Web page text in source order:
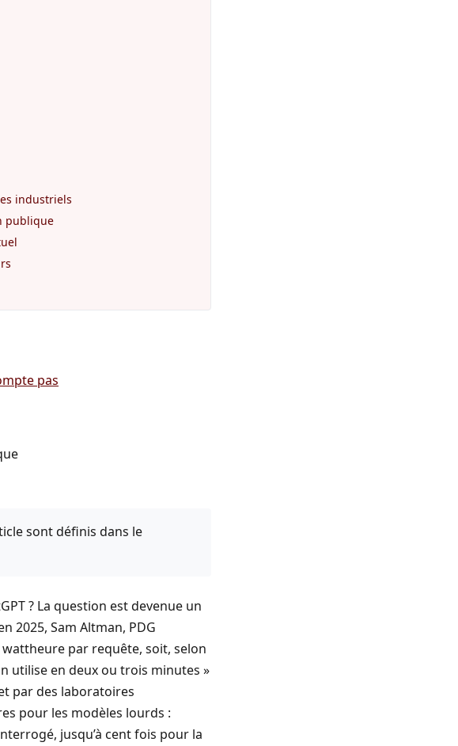
industriels
publique
pas
sont définis dans le
? La question est devenue un
2025, Sam Altman, PDG
par requête, soit, selon
utilise en deux ou trois minutes »
par des laboratoires
pour les modèles lourds :
jusqu’à cent fois pour la